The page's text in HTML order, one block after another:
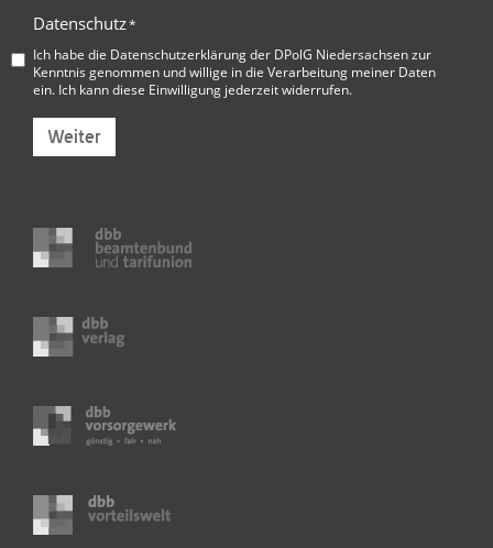
Datenschutz*
Ich habe die Datenschutzerklärung der DPolG Niedersachsenzur
Kenntnis genommen und willige in die Verarbeitung meiner Daten
ein. Ich kann diese Einwilligung jederzeit widerrufen.
Weiter